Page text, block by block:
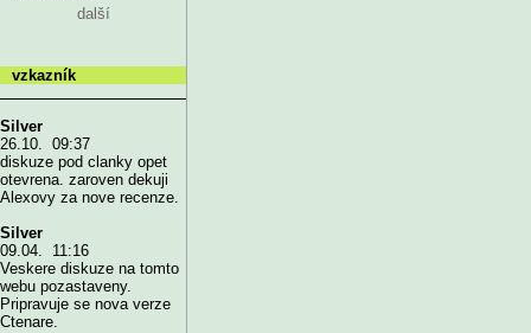
další
vzkazník
Silver
26.10. 09:37
diskuze pod clanky opet
otevrena. zaroven dekuji
Alexovy za nove recenze.
Silver
09.04. 11:16
Veskere diskuze na tomto
webu pozastaveny.
Pripravuje se nova verze
Ctenare.